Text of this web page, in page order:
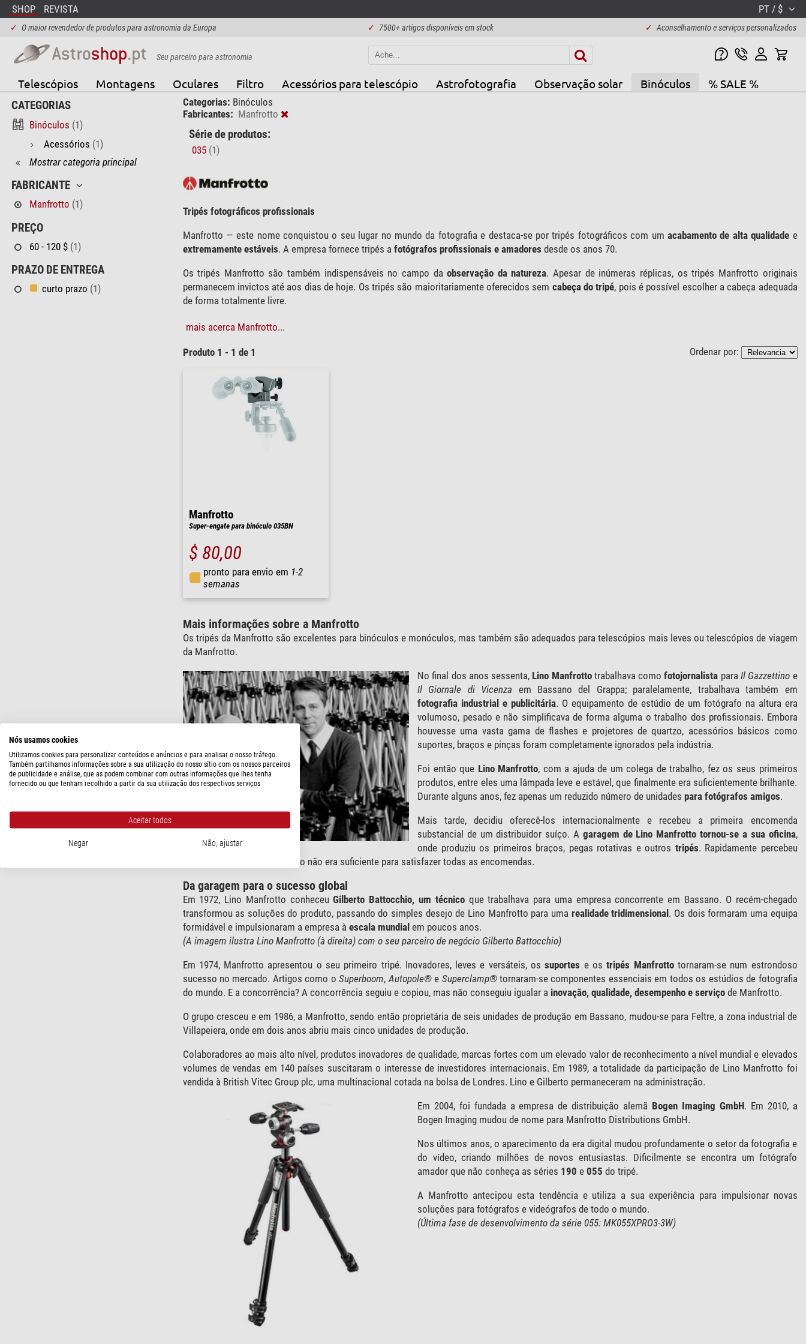
SHOP REVISTA PT / $
✓ O maior revendedor de produtos para astronomia da Europa ✓ 7500+ artigos disponíveis em stock ✓ Aconselhamento e serviços personalizados
Seu parceiro para astronomia
Telescópios Montagens Oculares Filtro Acessórios para telescópio Astrofotografia Observação solar Binóculos % SALE %
CATEGORIAS
Binóculos (1)
Acessórios (1)
Mostrar categoria principal
FABRICANTE
Manfrotto (1)
PREÇO
60 - 120 $ (1)
PRAZO DE ENTREGA
curto prazo (1)
Categorias: Binóculos
Fabricantes: Manfrotto
Série de produtos:
035 (1)
Tripés fotográficos profissionais
Manfrotto — este nome conquistou o seu lugar no mundo da fotografia e destaca-se por tripés fotográficos com um acabamento de alta qualidade e
extremamente estáveis. A empresa fornece tripés a fotógrafos profissionais e amadores desde os anos 70.
Os tripés Manfrotto são também indispensáveis no campo daobservação da natureza. Apesar de inúmeras réplicas, os tripés Manfrotto originais
permanecem invictos até aos dias de hoje. Os tripés são maioritariamente oferecidos sem cabeça do tripé, pois é possível escolher a cabeça adequada
de forma totalmente livre.
mais acerca Manfrotto...
Produto 1 - 1 de 1 Ordenar por:
Manfrotto
Super-engate para binóculo 035BN
$ 80,00
pronto para envio em 1-2
semanas
Mais informações sobre a Manfrotto
Os tripés da Manfrotto são excelentes para binóculos e monóculos, mas também são adequados para telescópios mais leves ou telescópios de viagem
da Manfrotto.
No final dos anos sessenta, Lino Manfrottotrabalhava comofotojornalista para Il Gazzettino e
Il Giornale di Vicenza em Bassano del Grappa; paralelamente, trabalhava também em
fotografia industrial e publicitária. O equipamento de estúdio de um fotógrafo na altura era
volumoso, pesado e não simplificava de forma alguma o trabalho dos profissionais. Embora
houvesse uma vasta gama de flashes e projetores de quartzo, acessórios básicos como
suportes, braços e pinças foram completamente ignorados pela indústria.
Foi então que Lino Manfrotto, com a ajuda de um colega de trabalho, fez os seus primeiros
produtos, entre eles uma lâmpada leve e estável, que finalmente era suficientemente brilhante.
Durante alguns anos, fez apenas um reduzido número de unidadespara fotógrafos amigos.
Mais tarde, decidiu oferecê-los internacionalmente e recebeu a primeira encomenda
substancial de um distribuidor suíço. A garagem de Lino Manfrotto tornou-se a sua oficina,
onde produziu os primeiros braços, pegas rotativas e outros tripés. Rapidamente percebeu
que a capacidade de produção não era suficiente para satisfazer todas as encomendas.
Da garagem para o sucesso global
Em 1972, Lino Manfrotto conheceuGilberto Battocchio, um técnicoque trabalhava para uma empresa concorrente em Bassano. O recém-chegado
transformou as soluções do produto, passando do simples desejo de Lino Manfrotto para uma realidade tridimensional . Os dois formaram uma equipa
formidável e impulsionaram a empresa à escala mundial em poucos anos.
(A imagem ilustra Lino Manfrotto (à direita) com o seu parceiro de negócio Gilberto Battocchio)
Em 1974, Manfrotto apresentou o seu primeiro tripé. Inovadores, leves e versáteis, ossuportes e ostripés Manfrottotornaram-se num estrondoso
sucesso no mercado. Artigos como oSuperboom,Autopole®e Superclamp®tornaram-se componentes essenciais em todos os estúdios de fotografia
do mundo. E a concorrência? A concorrência seguiu e copiou, mas não conseguiu igualar a inovação, qualidade, desempenho e serviçode Manfrotto.
O grupo cresceu e em 1986, a Manfrotto, sendo então proprietária de seis unidades de produção em Bassano, mudou-se para Feltre, a zona industrial de
Villapeiera, onde em dois anos abriu mais cinco unidades de produção.
Colaboradores ao mais alto nível, produtos inovadores de qualidade, marcas fortes com um elevado valor de reconhecimento a nível mundial e elevados
volumes de vendas em 140 países suscitaram o interesse de investidores internacionais. Em 1989, a totalidade da participação de Lino Manfrotto foi
vendida à British Vitec Group plc, uma multinacional cotada na bolsa de Londres. Lino e Gilberto permaneceram na administração.
Em 2004, foi fundada a empresa de distribuição alemã Bogen Imaging GmbH. Em 2010, a
Bogen Imaging mudou de nome para Manfrotto Distributions GmbH.
Nos últimos anos, o aparecimento da era digital mudou profundamente o setor da fotografia e
do vídeo, criando milhões de novos entusiastas. Dificilmente se encontra um fotógrafo
amador que não conheça as séries 190 e055 do tripé.
A Manfrotto antecipou esta tendência e utiliza a sua experiência para impulsionar novas
soluções para fotógrafos e videógrafos de todo o mundo.
(Última fase de desenvolvimento da série 055: MK055XPRO3-3W)
Nós usamos cookies
Utilizamos cookies para personalizar conteúdos e anúncios e para analisar o nosso tráfego.
Também partilhamos informações sobre a sua utilização do nosso sítio com os nossos parceiros
de publicidade e análise, que as podem combinar com outras informações que lhes tenha
fornecido ou que tenham recolhido a partir da sua utilização dos respectivos serviços
Aceitar todos
Negar Não, ajustar